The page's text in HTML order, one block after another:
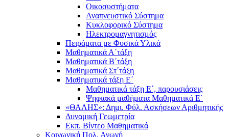
Οικοσυστήματα
Αναπνευστικό Σύστημα
Κυκλοφορικό Σύστημα
Ηλεκτρομαγνητισμός
Πειράματα με Φυσικά Υλικά
Μαθηματικά Α΄τάξη
Μαθηματικά Β΄τάξη
Μαθηματικά Στ΄τάξη
Μαθηματικά τάξη Ε΄
Μαθηματικά τάξη Ε΄, παρουσιάσεις
Ψηφιακά μαθήματα Μαθηματικά Ε΄
«ΘΑΛΗΣ»: Δημι. Φύλ. Ασκήσεων Αριθμητικής
Δυναμική Γεωμετρία
Εκπ. Βίντεο Μαθηματικά
Κοινωνική Πολ. Αγωγή